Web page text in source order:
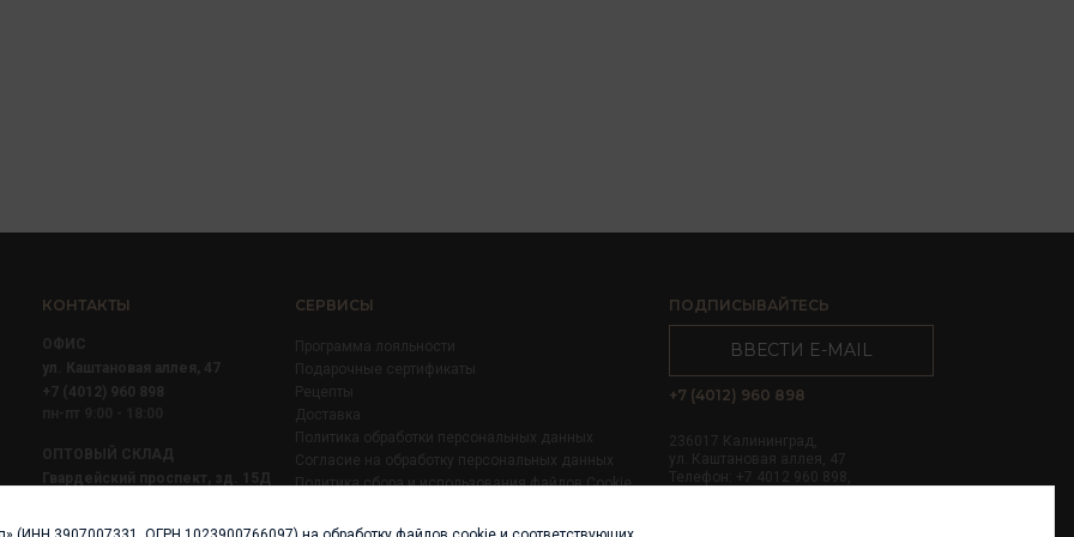
КОНТАКТЫ
ОФИС
ул. Каштановая аллея, 47
+7 (4012) 960 898
ОПТОВЫЙ СКЛАД
Гвардейский проспект, зд. 15Д
СЕРВИСЫ
Программа лояльности
Подарочные сертификаты
Рецепты
Доставка
Политика обработки персональных данных
Согласие на обработку персональных данных
Политика сбора и использования файлов Cookie
ПОДПИСЫВАЙТЕСЬ
ВВЕСТИ E-MAIL
+7 (4012) 960 898
236017 Калининград,
ул. Каштановая аллея, 47
Телефон: +7 4012 960 898,